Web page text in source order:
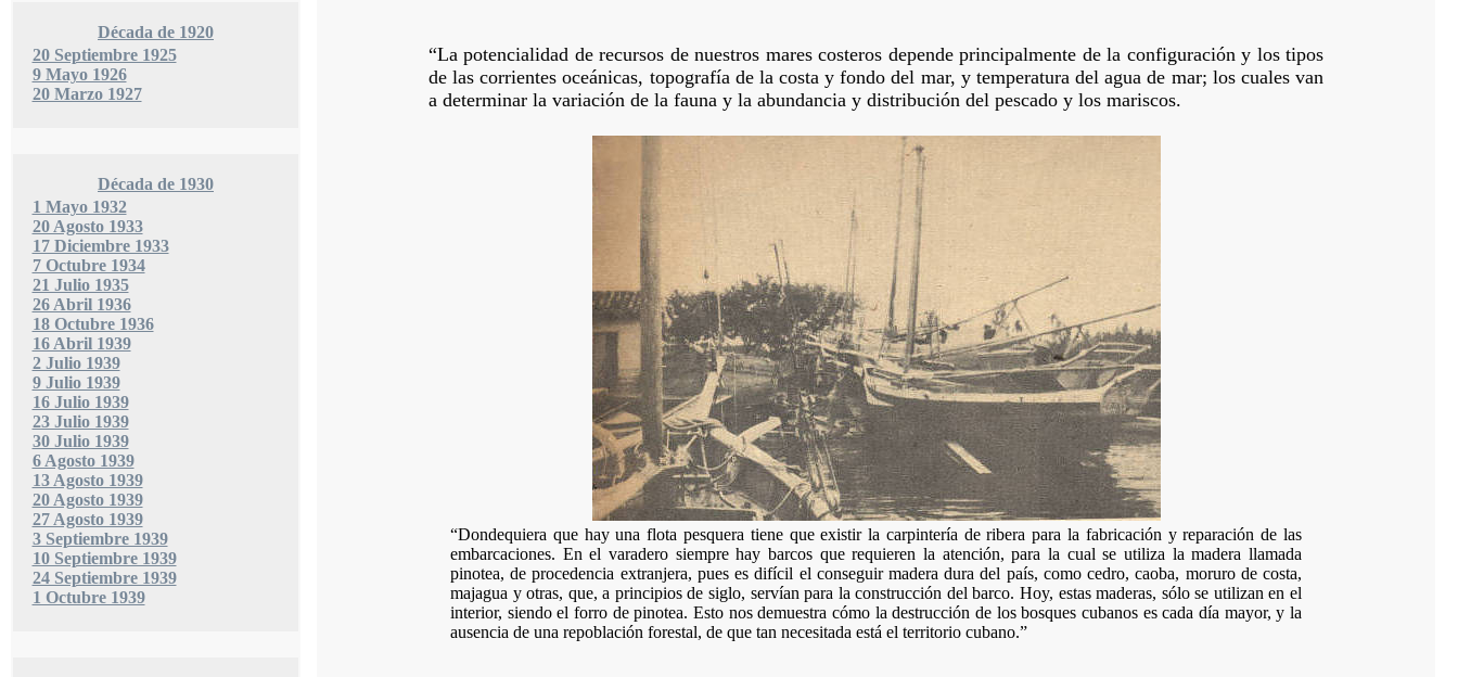
Década de 1920
20 Septiembre 1925
9 Mayo 1926
20 Marzo 1927
Década de 1930
1 Mayo 1932
20 Agosto 1933
17 Diciembre 1933
7 Octubre 1934
21 Julio 1935
26 Abril 1936
18 Octubre 1936
16 Abril 1939
2 Julio 1939
9 Julio 1939
16 Julio 1939
23 Julio 1939
30 Julio 1939
6 Agosto 1939
13 Agosto 1939
20 Agosto 1939
27 Agosto 1939
3 Septiembre 1939
10 Septiembre 1939
24 Septiembre 1939
1 Octubre 1939
“La potencialidad de recursos de nuestros mares costeros depende principalmente de la configuración y los tipos
de las corrientes oceánicas, topografía de la costa y fondo del mar, y temperatura del agua de mar; los cuales van
a determinar la variación de la fauna y la abundancia y distribución del pescado y los mariscos.
“Dondequiera que hay una flota pesquera tiene que existir la carpintería de ribera para la fabricación y reparación de las
embarcaciones. En el varadero siempre hay barcos que requieren la atención, para la cual se utiliza la madera llamada
pinotea, de procedencia extranjera, pues es difícil el conseguir madera dura del país, como cedro, caoba, moruro de costa,
majagua y otras, que, a principios de siglo, servían para la construcción del barco. Hoy, estas maderas, sólo se utilizan en el
interior, siendo el forro de pinotea. Esto nos demuestra cómo la destrucción de los bosques cubanos es cada día mayor, y la
ausencia de una repoblación forestal, de que tan necesitada está el territorio cubano.”